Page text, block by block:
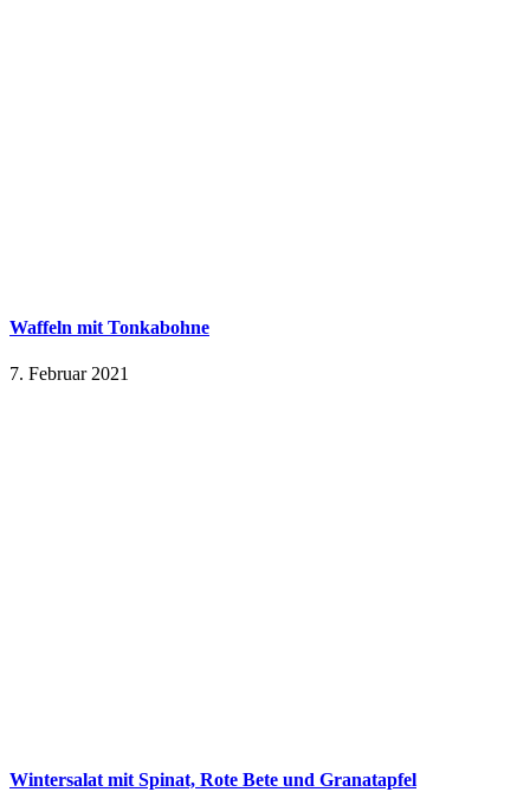
Waffeln mit Tonkabohne
7. Februar 2021
Wintersalat mit Spinat, Rote Bete und Granatapfel